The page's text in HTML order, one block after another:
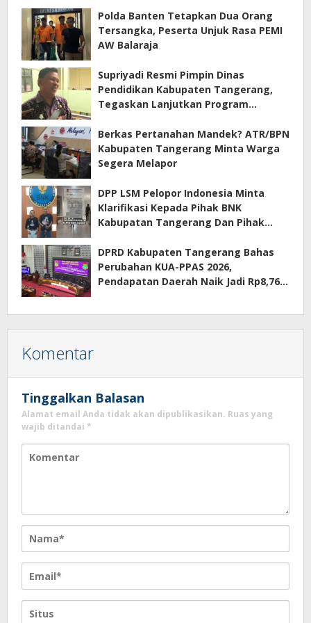
Polda Banten Tetapkan Dua Orang
Tersangka, Peserta Unjuk Rasa PEMI
AW Balaraja
Supriyadi Resmi Pimpin Dinas
Pendidikan Kabupaten Tangerang,
Tegaskan Lanjutkan Program
Berkas Pertanahan Mandek? ATR/BPN
Kabupaten Tangerang Minta Warga
Segera Melapor
DPP LSM Pelopor Indonesia Minta
Klarifikasi Kepada Pihak BNK
Kabupatan Tangerang Dan Pihak
Terkait Sewa Kamar Per Jam
DPRD Kabupaten Tangerang Bahas
Perubahan KUA-PPAS 2026,
Pendapatan Daerah Naik Jadi Rp8,76
Komentar
Tinggalkan Balasan
Alamat email Anda tidak akan dipublikasikan. Ruas yang
wajib ditandai *